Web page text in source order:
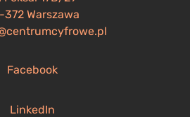
372 Warszawa
Facebook
LinkedIn